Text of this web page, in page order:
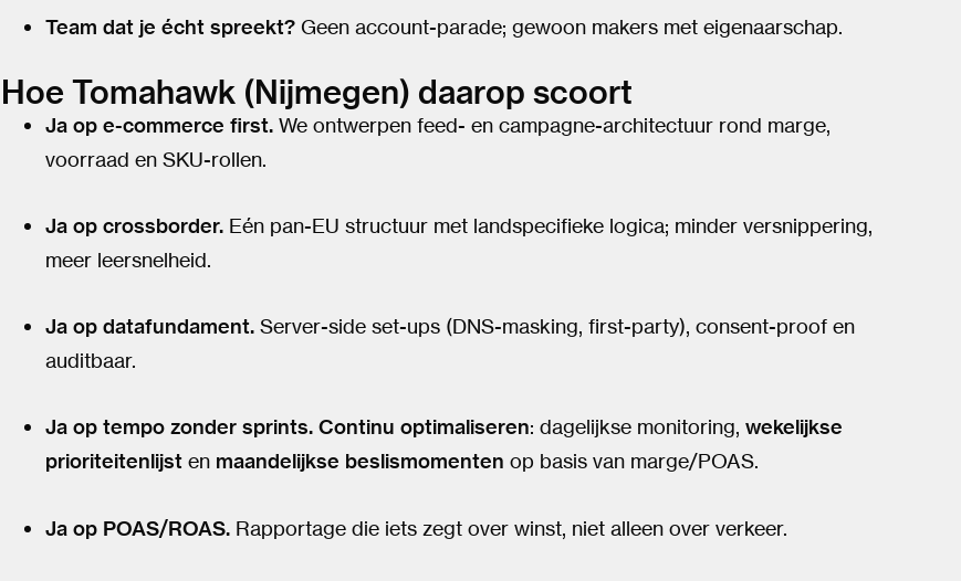
Team dat je écht spreekt? Geen account-parade; gewoon makers met eigenaarschap.
Hoe Tomahawk (Nijmegen) daarop scoort
Ja op e-commerce first. We ontwerpen feed- en campagne-architectuur rond marge,
voorraad en SKU-rollen.
Ja op crossborder. Eén pan-EU structuur met landspecifieke logica; minder versnippering,
meer leersnelheid.
Ja op datafundament. Server-side set-ups (DNS-masking, first-party), consent-proof en
auditbaar.
Ja op tempo zonder sprints. Continu optimaliseren: dagelijkse monitoring, wekelijkse
prioriteitenlijst en maandelijkse beslismomenten op basis van marge/POAS.
Ja op POAS/ROAS. Rapportage die iets zegt over winst, niet alleen over verkeer.